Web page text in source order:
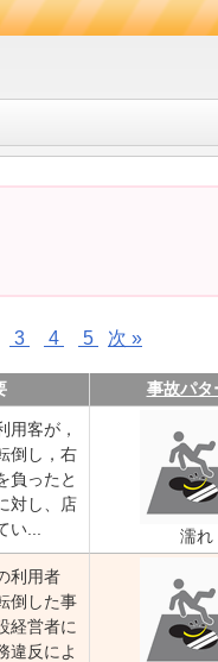
3 4 5 次 »
事故パタ
用客が，
倒し，右
負ったと
対し、店
い...
濡れ
利用者
倒した事
経営者に
違反によ